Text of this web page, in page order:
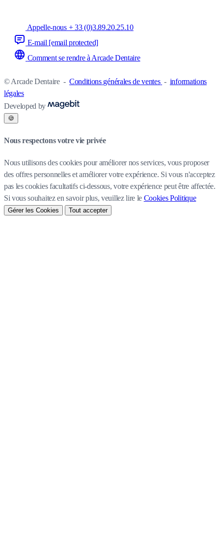
Appelle-nous + 33 (0)3.89.20.25.10
E-mail [email protected]
Comment se rendre à Arcade Dentaire
© Arcade Dentaire - Conditions générales de ventes - informations
légales
Developed by
🍪
Nous respectons votre vie privée
Nous utilisons des cookies pour améliorer nos services, vous proposer
des offres personnelles et améliorer votre expérience. Si vous n'acceptez
pas les cookies facultatifs ci-dessous, votre expérience peut être affectée.
Si vous souhaitez en savoir plus, veuillez lire le Cookies Politique
Gérer les Cookies Tout accepter